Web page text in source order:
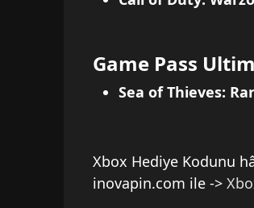
Game Pass
Sea of Thieves:
Xbox Hediye Kodunu
inovapin.com ile ->